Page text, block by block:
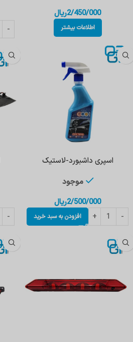
2/450/000ریال
اطلاعات بیشتر
اسپری داشبورد-لاستیک
موجود
2/500/000ریال
افزودن به سبد خرید